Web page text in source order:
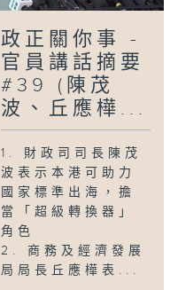
政正關你事 -
官員講話摘要
#39 (陳茂
波、丘應樺...
1. 財政司司長陳茂
波表示本港可助力
國家標準出海，擔
當「超級轉換器」
角色
2. 商務及經濟發展
局局長丘應樺表...